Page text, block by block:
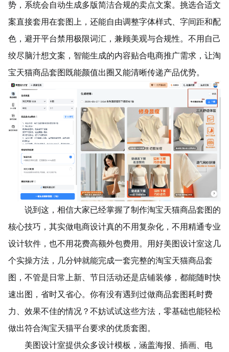
势，系统会自动生成多版简洁合规的卖点文案。挑选合适文
案直接套用在套图上，还能自由调整字体样式、字间距和配
色，避开平台禁用极限词汇，兼顾美观与合规性。不用自己
绞尽脑汁想文案，智能生成的内容贴合电商推广需求，让淘
宝天猫商品套图既能颜值出圈又能清晰传递产品优势。
说到这，相信大家已经掌握了制作淘宝天猫商品套图的
核心技巧，其实做电商设计真的不用复杂化，不用精通专业
设计软件，也不用花费高额外包费用。用好美图设计室这几
个实操方法，几分钟就能完成一套完整的淘宝天猫商品套
图，不管是日常上新、节日活动还是店铺装修，都能随时快
速出图，省时又省心。你有没有遇到过做商品套图耗时费
力、效果不佳的情况？不妨试试这些方法，零基础也能轻松
做出符合淘宝天猫平台要求的优质套图。
美图设计室提供众多设计模板，涵盖海报、插画、电